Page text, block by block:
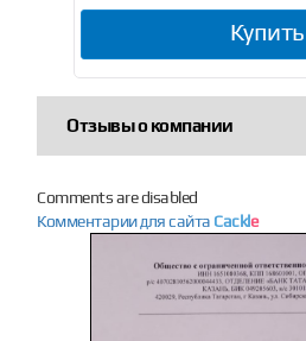
Купить
Отзывы о компании
Comments are disabled
Комментарии для сайта Cackle